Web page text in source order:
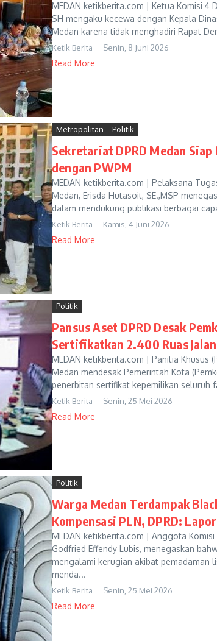
MEDAN ketikberita.com | Ketua Komisi 4
SH mengaku kecewa dengan Kepala
Medan karena tidak menghadiri Rapat
Ketik Berita Senin, 8 Juni 2026
Read More
Metropolitan Politik
Sekretariat DPRD Medan
dengan PWPM
MEDAN ketikberita.com | Pelaksana
Medan, Erisda Hutasoit, SE.,MSP
dalam mendukung publikasi berbagai
Ketik Berita Kamis, 4 Juni 2026
Read More
Politik
Pansus Aset DPRD Desak
Sertifikatkan 2.400 Ruas
MEDAN ketikberita.com | Panitia Khusus
Medan mendesak Pemerintah Kota
penerbitan sertifikat kepemilikan seluruh
Ketik Berita Senin, 25 Mei 2026
Read More
Politik
Warga Medan Terdampak
Kompensasi PLN, DPRD:
MEDAN ketikberita.com | Anggota Komisi
Godfried Effendy Lubis, menegaskan
mengalami kerugian akibat pemadaman
menda...
Ketik Berita Senin, 25 Mei 2026
Read More